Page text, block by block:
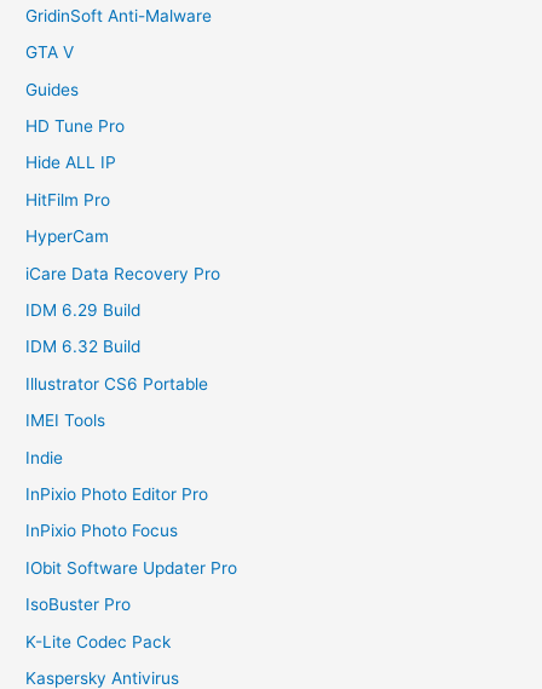
GridinSoft Anti-Malware
GTA V
Guides
HD Tune Pro
Hide ALL IP
HitFilm Pro
HyperCam
iCare Data Recovery Pro
IDM 6.29 Build
IDM 6.32 Build
Illustrator CS6 Portable
IMEI Tools
Indie
InPixio Photo Editor Pro
InPixio Photo Focus
IObit Software Updater Pro
IsoBuster Pro
K-Lite Codec Pack
Kaspersky Antivirus